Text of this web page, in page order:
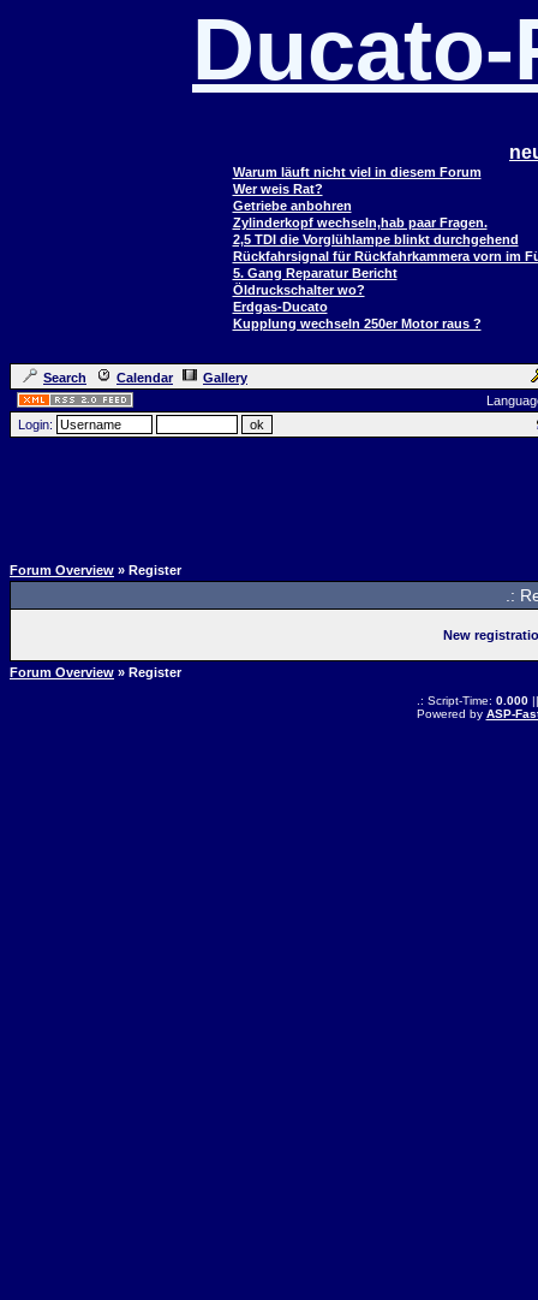
Warum läuft nicht viel in diesem Forum
Wer weis Rat?
Getriebe anbohren
Zylinderkopf wechseln,hab paar Fragen.
2,5 TDI die Vorglühlampe blinkt durchgehend
Rückfahrsignal für Rückfahrkammera vorn im
5. Gang Reparatur Bericht
Öldruckschalter wo?
Erdgas-Ducato
Kupplung wechseln 250er Motor raus ?
Search Calendar
Gallery
Login:
Forum Overview » Register
.:
New
Forum Overview » Register
.: Script-Time: 0.000||
Powered by ASP-